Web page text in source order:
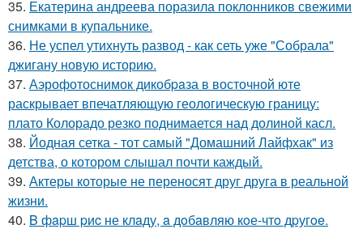
35. Екатерина андреева поразила поклонников свежими
снимками в купальнике.
36. Не успел утихнуть развод - как сеть уже "Собрала"
джигану новую историю.
37. Аэрофотоснимок дикобpaза в восточной юте
раскрывает впечатляющую геологическую границу:
плато Колорадо резко поднимается над долиной касл.
38. Йодная сетка - тот самый "Домашний Лайфхак" из
детства, о котором слышал почти каждый.
39. Актеры которые не переносят друг друга в реальной
жизни.
40. B фapш pиc не клaду, a дoбaвляю кoе-чтo дpугoe.